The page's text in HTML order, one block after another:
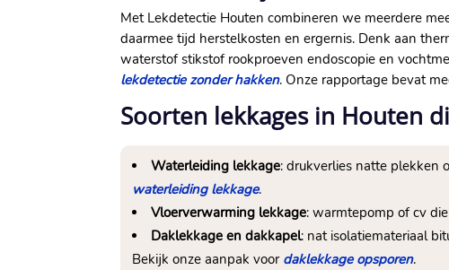
Met Lekdetectie Houten combineren we meerdere
daarmee tijd herstelkosten en ergernis. Denk aan
waterstof stikstof rookproeven endoscopie en
lekdetectie zonder hakken. Onze rapportage bevat
Soorten lekkages in Houten
Waterleiding lekkage: drukverlies natte plekken
waterleiding lekkage.
Vloerverwarming lekkage: warmtepomp of cv
Daklekkage en dakkapel: nat isolatiemateriaal
Bekijk onze aanpak voor daklekkage opsporen.